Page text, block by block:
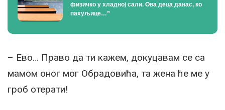
физичко у хладној сали. Ова деца данас, ко
пахуљице…”
– Ево… Право да ти кажем, докуцавам се са
мамом оног мог Обрадовића, та жена ће ме у
гроб отерати!